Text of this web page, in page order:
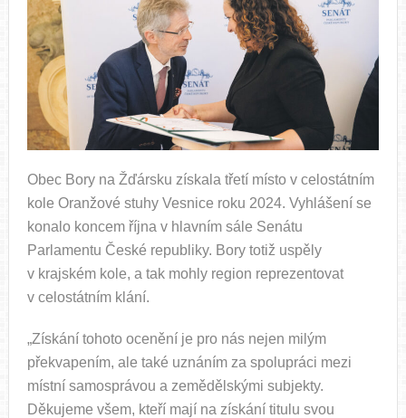
Obec Bory na Žďársku získala třetí místo v celostátním
kole Oranžové stuhy Vesnice roku 2024. Vyhlášení se
konalo koncem října v hlavním sále Senátu
Parlamentu České republiky. Bory totiž uspěly
v krajském kole, a tak mohly region reprezentovat
v celostátním klání.
„Získání tohoto ocenění je pro nás nejen milým
překvapením, ale také uznáním za spolupráci mezi
místní samosprávou a zemědělskými subjekty.
Děkujeme všem, kteří mají na získání titulu svou